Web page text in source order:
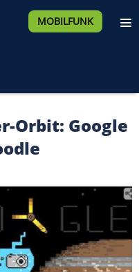
MOBILFUNK
Orbit: Google